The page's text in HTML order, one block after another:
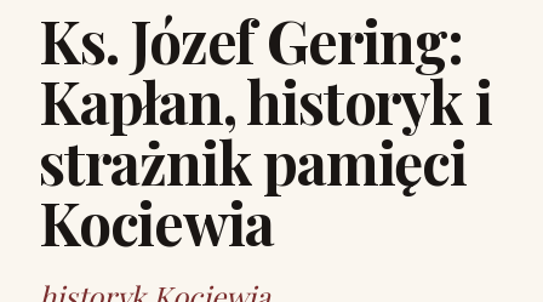
Ks. Józef Gering:
Kapłan, historyk i
strażnik pamięci
Kociewia